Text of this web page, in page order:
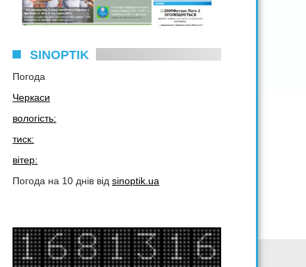
SINOPTIK
Погода
Черкаси
вологість:
тиск:
вітер:
Погода на 10 днів від sinoptik.ua